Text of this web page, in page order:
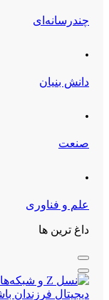
چندرسانه‌ای
.
دانش بنیان
.
صنعت
.
علم و فناوری
داغ ترین ها